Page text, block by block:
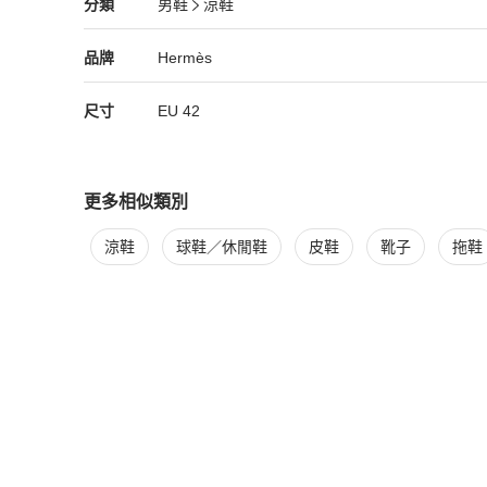
黑色橡膠鞋底
黑色小牛皮內底
白色山羊皮內裡
分類 男鞋
涼鞋
男鞋/涼鞋推薦
品牌
Hermès 精品男鞋品牌介紹
Hermès
Hermès 推薦清單
尺寸 EU 42
更多相似類別
更多Hermès男鞋 相似商品推薦
涼鞋 球鞋／休閒鞋 皮鞋 靴子 拖鞋